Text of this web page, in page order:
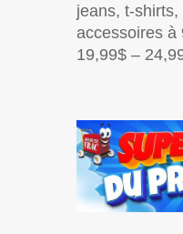
jeans, t-
accessoires à
19,99$ –